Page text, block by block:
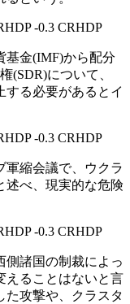
-0.3 CRHDP
基金(IMF)から配分
(SDR)について、
する必要があるとイ
-0.3 CRHDP
軍縮会議で、ウクラ
述べ、現実的な危険
-0.3 CRHDP
側諸国の制裁によっ
えることはないと言
た攻撃や、クラスタ